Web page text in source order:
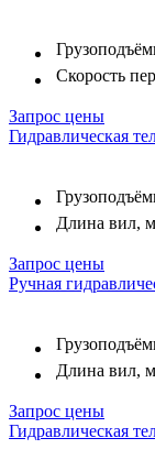
Скорость
Запрос цены
Гидравлическая
Длина вил,
Запрос цены
Ручная
Длина вил,
Запрос цены
Гидравлическая